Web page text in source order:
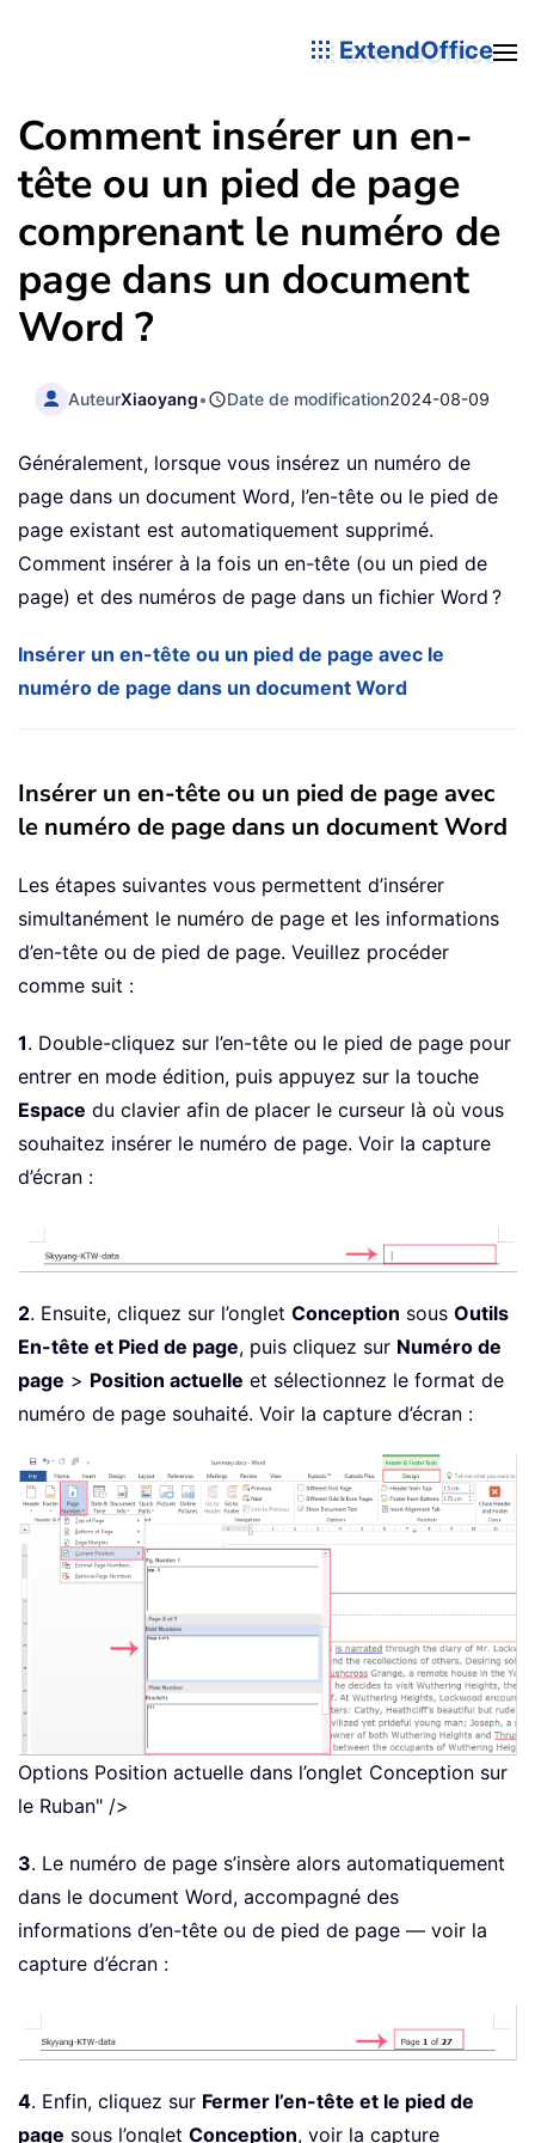
ExtendOffice
Comment insérer un en-
tête ou un pied de page
comprenant le numéro de
page dans un document
Word ?
AuteurXiaoyang• Date de modification2024-08-09
Généralement, lorsque vous insérez un numéro de
page dans un document Word, l’en-tête ou le pied de
page existant est automatiquement supprimé.
Comment insérer à la fois un en-tête (ou un pied de
page) et des numéros de page dans un fichier Word ?
Insérer un en-tête ou un pied de page avec le
numéro de page dans un document Word
Insérer un en-tête ou un pied de page avec
le numéro de page dans un document Word
Les étapes suivantes vous permettent d’insérer
simultanément le numéro de page et les informations
d’en-tête ou de pied de page. Veuillez procéder
comme suit :
1. Double-cliquez sur l’en-tête ou le pied de page pour
entrer en mode édition, puis appuyez sur la touche
Espace du clavier afin de placer le curseur là où vous
souhaitez insérer le numéro de page. Voir la capture
d’écran :
2. Ensuite, cliquez sur l’onglet Conception sous Outils
En-tête et Pied de page, puis cliquez sur Numéro de
page > Position actuelle et sélectionnez le format de
numéro de page souhaité. Voir la capture d’écran :
Options Position actuelle dans l’onglet Conception sur
le Ruban" />
3. Le numéro de page s’insère alors automatiquement
dans le document Word, accompagné des
informations d’en-tête ou de pied de page — voir la
capture d’écran :
4. Enfin, cliquez sur Fermer l’en-tête et le pied de
page sous l’onglet Conception, voir la capture